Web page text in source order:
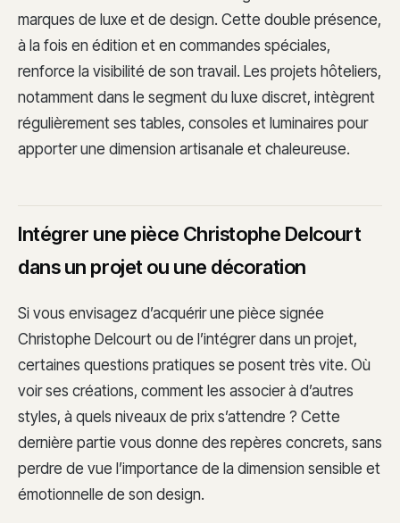
marques de luxe et de design. Cette double présence,
à la fois en édition et en commandes spéciales,
renforce la visibilité de son travail. Les projets hôteliers,
notamment dans le segment du luxe discret, intègrent
régulièrement ses tables, consoles et luminaires pour
apporter une dimension artisanale et chaleureuse.
Intégrer une pièce Christophe Delcourt
dans un projet ou une décoration
Si vous envisagez d’acquérir une pièce signée
Christophe Delcourt ou de l’intégrer dans un projet,
certaines questions pratiques se posent très vite. Où
voir ses créations, comment les associer à d’autres
styles, à quels niveaux de prix s’attendre ? Cette
dernière partie vous donne des repères concrets, sans
perdre de vue l’importance de la dimension sensible et
émotionnelle de son design.